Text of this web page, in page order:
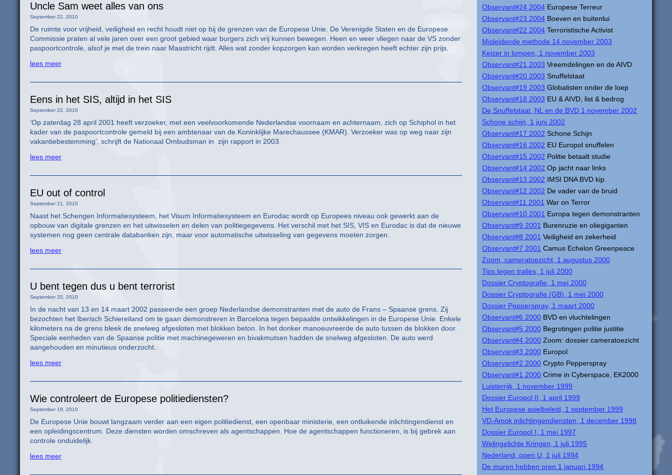
Observant#24 2004 Europese Terreur
Observant#23 2004 Boeven en buitenlui
Observant#22 2004 Terroristische Activist
Misleidende methode 14 november 2003
Keizer in lompen, 1 november 2003
Observant#21 2003 Vreemdelingen en de AIVD
Observant#20 2003 Snuffelstaat
Observant#19 2003 Globalisten onder de loep
Observant#18 2003 EU & AIVD, list & bedrog
De Snuffelstaat, NL en de BVD 1 november 2002
Schone schijn, 1 juni 2002
Observant#17 2002 Schone Schijn
Observant#16 2002 EU Europol snuffelen
Observant#15 2002 Politie betaalt studie
Observant#14 2002 Op jacht naar links
Observant#13 2002 IMSI DNA BVD kip
Observant#12 2002 De vader van de bruid
Observant#11 2001 War on Terror
Observant#10 2001 Europa tegen demonstranten
Observant#9 2001 Burenruzie en oliegiganten
Observant#8 2001 Veiligheid en zekerheid
Observant#7 2001 Camus Echelon Greenpeace
Zoom, cameratoezicht, 1 augustus 2000
Tips tegen tralies, 1 juli 2000
Dossier Cryptografie, 1 mei 2000
Dossier Cryptografie (GB), 1 mei 2000
Dossier Pepperspray, 1 maart 2000
Observant#6 2000 BVD en vluchtelingen
Observant#5 2000 Begrotingen politie justitie
Observant#4 2000 Zoom: dossier cameratoezicht
Observant#3 2000 Europol
Observant#2 2000 Crypto Pepperspray
Observant#1 2000 Crime in Cyberspace, EK2000
Luisterrijk, 1 november 1999
Dossier Europol II, 1 april 1999
Het Europese asielbeleid, 1 september 1999
VD-Amok inlichtingendiensten, 1 december 1998
Dossier Europol I, 1 mei 1997
Welingelichte Kringen, 1 juli 1995
Nederland, open U, 1 juli 1994
De muren hebben oren 1 januari 1994
Uncle Sam weet alles van ons
September 22, 2010
De ruimte voor vrijheid, veiligheid en recht houdt niet op bij de grenzen van de Europese Unie. De Verenigde Staten en de Europese
Commissie praten al vele jaren over een groot gebied waar burgers zich vrij kunnen bewegen. Heen en weer vliegen naar de VS zonder
paspoortcontrole, alsof je met de trein naar Maastricht rijdt. Alles wat zonder kopzorgen kan worden verkregen heeft echter zijn prijs.
lees meer
Eens in het SIS, altijd in het SIS
September 22, 2010
‘Op zaterdag 28 april 2001 heeft verzoeker, met een veelvoorkomende Nederlandse voornaam en achternaam, zich op Schiphol in het
kader van de paspoortcontrole gemeld bij een ambtenaar van de Koninklijke Marechaussee (KMAR). Verzoeker was op weg naar zijn
vakantiebestemming’, schrijft de Nationaal Ombudsman in zijn rapport in 2003.
lees meer
EU out of control
September 21, 2010
Naast het Schengen Informatiesysteem, het Visum Informatiesysteem en Eurodac wordt op Europees niveau ook gewerkt aan de
opbouw van digitale grenzen en het uitwisselen en delen van politiegegevens. Het verschil met het SIS, VIS en Eurodac is dat de nieuwe
systemen nog geen centrale databanken zijn, maar voor automatische uitwisseling van gegevens moeten zorgen.
lees meer
U bent tegen dus u bent terrorist
September 20, 2010
In de nacht van 13 en 14 maart 2002 passeerde een groep Nederlandse demonstranten met de auto de Frans – Spaanse grens. Zij
bezochten het Iberisch Schiereiland om te gaan demonstreren in Barcelona tegen bepaalde ontwikkelingen in de Europese Unie. Enkele
kilometers na de grens bleek de snelweg afgesloten met blokken beton. In het donker manoeuvreerde de auto tussen de blokken door.
Speciale eenheden van de Spaanse politie met machinegeweren en bivakmutsen hadden de snelweg afgesloten. De auto werd
aangehouden en minutieus onderzocht.
lees meer
Wie controleert de Europese politiediensten?
September 19, 2010
De Europese Unie bouwt langzaam verder aan een eigen politiedienst, een openbaar ministerie, een ontluikende inlichtingendienst en
een opleidingscentrum. Deze diensten worden omschreven als agentschappen. Hoe de agentschappen functioneren, is bij gebrek aan
controle onduidelijk.
lees meer